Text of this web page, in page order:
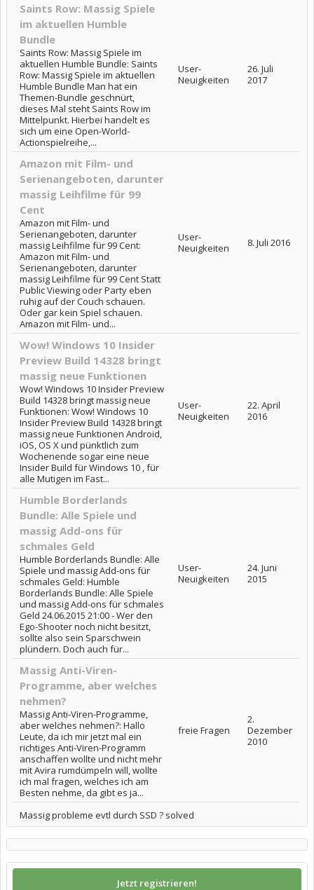
Saints Row: Massig Spiele
im aktuellen Humble
Bundle
Saints Row: Massig Spiele im
aktuellen Humble Bundle: Saints
Row: Massig Spiele im aktuellen
Humble Bundle Man hat ein
Themen-Bundle geschnürt,
dieses Mal steht Saints Row im
Mittelpunkt. Hierbei handelt es
sich um eine Open-World-
Actionspielreihe,...
User-
Neuigkeiten
26. Juli
2017
Amazon mit Film- und
Serienangeboten, darunter
massig Leihfilme für 99
Cent
Amazon mit Film- und
Serienangeboten, darunter
massig Leihfilme für 99 Cent:
Amazon mit Film- und
Serienangeboten, darunter
massig Leihfilme für 99 Cent Statt
Public Viewing oder Party eben
ruhig auf der Couch schauen.
Oder gar kein Spiel schauen.
Amazon mit Film- und...
User-
Neuigkeiten
8. Juli 2016
Wow! Windows 10 Insider
Preview Build 14328 bringt
massig neue Funktionen
Wow! Windows 10 Insider Preview
Build 14328 bringt massig neue
Funktionen: Wow! Windows 10
Insider Preview Build 14328 bringt
massig neue Funktionen Android,
iOS, OS X und pünktlich zum
Wochenende sogar eine neue
Insider Build für Windows 10 , für
alle Mutigen im Fast...
User-
Neuigkeiten
22. April
2016
Humble Borderlands
Bundle: Alle Spiele und
massig Add-ons für
schmales Geld
Humble Borderlands Bundle: Alle
Spiele und massig Add-ons für
schmales Geld: Humble
Borderlands Bundle: Alle Spiele
und massig Add-ons für schmales
Geld 24.06.2015 21:00 - Wer den
Ego-Shooter noch nicht besitzt,
sollte also sein Sparschwein
plündern. Doch auch für...
User-
Neuigkeiten
24. Juni
2015
Massig Anti-Viren-
Programme, aber welches
nehmen?
Massig Anti-Viren-Programme,
aber welches nehmen?: Hallo
Leute, da ich mir jetzt mal ein
richtiges Anti-Viren-Programm
anschaffen wollte und nicht mehr
mit Avira rumdümpeln will, wollte
ich mal fragen, welches ich am
Besten nehme, da gibt es ja...
freie Fragen
2.
Dezember
2010
Massig probleme evtl durch SSD ? solved
Jetzt registrieren!